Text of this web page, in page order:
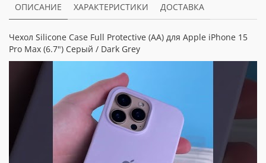
ОПИСАНИЕ ХАРАКТЕРИСТИКИ ДОСТАВКА
Чехол Silicone Case Full Protective (AA) для Apple iPhone 15
Pro Max (6.7") Серый / Dark Grey